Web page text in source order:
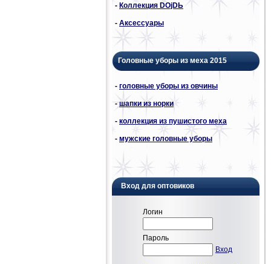
- Коллекция DОjDЬ
- Аксессуары
Головные уборы из меха 2015
- головные уборы из овчины
-шапки из норки
- коллекция из пушистого меха
- мужские головные уборы
Вход для оптовиков
Логин
Пароль
Вход